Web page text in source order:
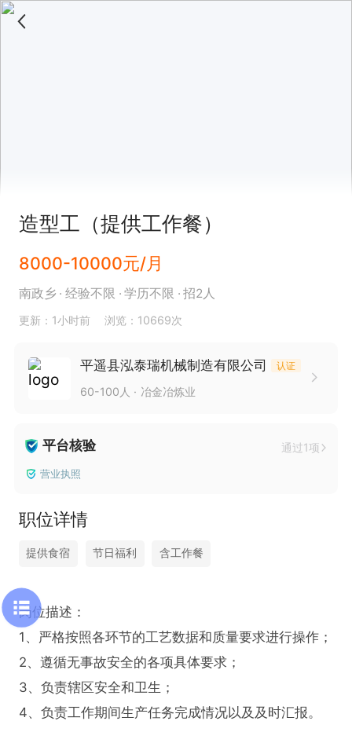
造型工（提供工作餐）
8000-10000元/月
南政乡 经验不限 学历不限 招2人
更新：1小时前 浏览：10669次
平遥县泓泰瑞机械制造有限公司 认证
60-100人 冶金冶炼业
平台核验 通过1项
营业执照
职位详情
提供食宿 节日福利 含工作餐
岗位描述：
1、严格按照各环节的工艺数据和质量要求进行操作；
2、遵循无事故安全的各项具体要求；
3、负责辖区安全和卫生；
4、负责工作期间生产任务完成情况以及及时汇报。